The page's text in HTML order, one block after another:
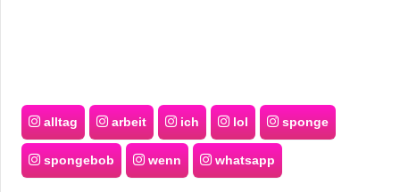
alltag arbeit ich lol sponge
spongebob wenn whatsapp